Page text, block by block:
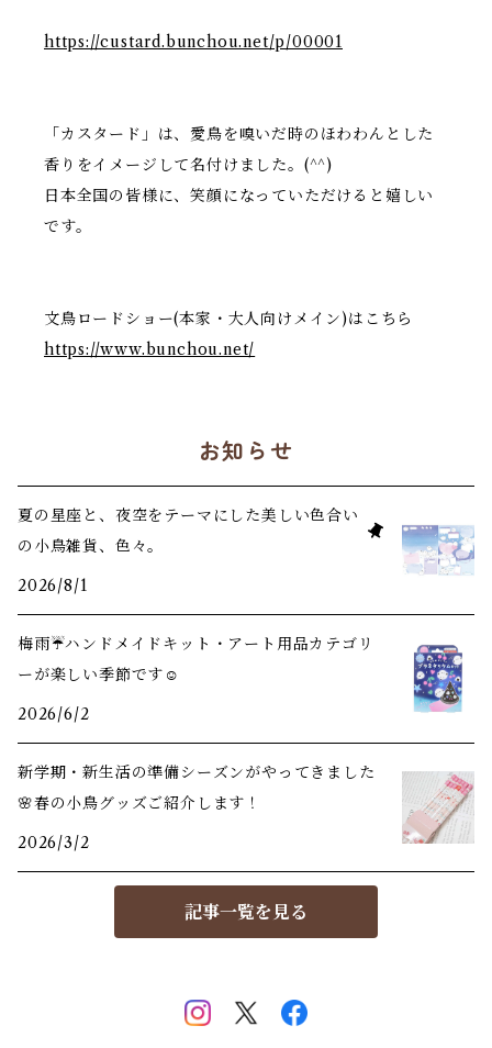
https://custard.bunchou.net/p/00001
「カスタード」は、愛鳥を嗅いだ時のほわわんとした
香りをイメージして名付けました。(^^)
日本全国の皆様に、笑顔になっていただけると嬉しい
です。
文鳥ロードショー(本家・大人向けメイン)はこちら
https://www.bunchou.net/
お知らせ
夏の星座と、夜空をテーマにした美しい色合い
の小鳥雑貨、色々。
2026/8/1
梅雨☔️ハンドメイドキット・アート用品カテゴリ
ーが楽しい季節です☺️
2026/6/2
新学期・新生活の準備シーズンがやってきました
🌸春の小鳥グッズご紹介します！
2026/3/2
記事一覧を見る